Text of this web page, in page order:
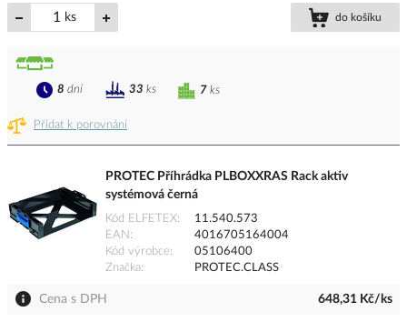
ks do košíku
Přidat k porovnání
7 ks
8 dní 33 ks
PROTEC Příhrádka PLBOXXRAS Rack aktiv
systémová černá
Kód ELFETEX
11.540.573
EAN
4016705164004
Kód výrobce
05106400
Značka
PROTEC.CLASS
Cena s DPH 648,31 Kč/ks